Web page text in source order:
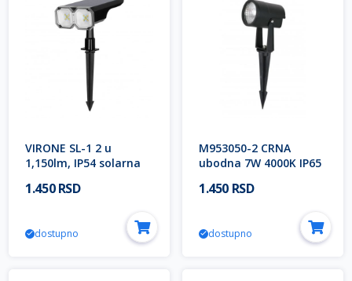
VIRONE SL-1 2 u
1,150lm, IP54 solarna
3000/6500k WALLIE
1.450 RSD
dostupno
M953050-2 CRNA
ubodna 7W 4000K IP65
COB Mitea Lighting
1.450 RSD
dostupno